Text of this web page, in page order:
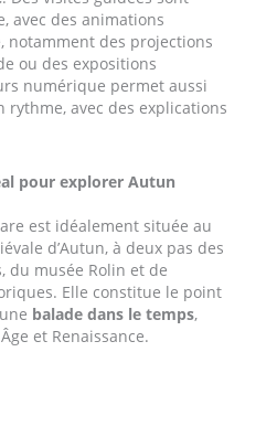
avec des animations
notamment des projections
ou des expositions
numérique permet aussi
rythme, avec des explications
pour explorer Autun
est idéalement située au
d’Autun, à deux pas des
du musée Rolin et de
Elle constitue le point
balade dans le temps,
et Renaissance.